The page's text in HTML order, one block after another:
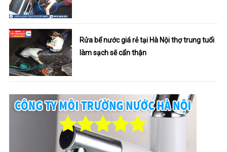
Rửa bể nước giá rẻ tại Hà Nội thợ trung tuổi
làm sạch sẽ cẩn thận